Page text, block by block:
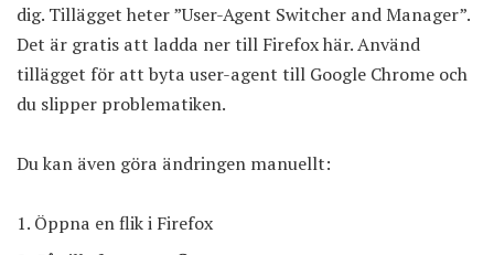
dig. Tillägget heter ”User-Agent Switcher and Manager”.
Det är gratis att ladda ner till Firefox här. Använd
tillägget för att byta user-agent till Google Chrome och
du slipper problematiken.
Du kan även göra ändringen manuellt:
Öppna en flik i Firefox